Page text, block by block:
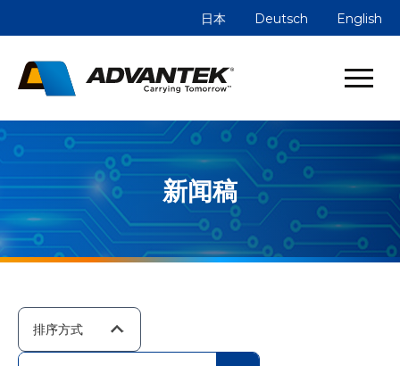
日本 Deutsch English
新闻稿